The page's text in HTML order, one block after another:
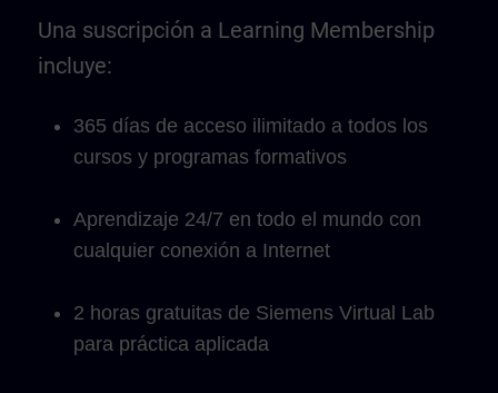
Una suscripción a Learning Membership
incluye:
365 días de acceso ilimitado a todos los
cursos y programas formativos
Aprendizaje 24/7 en todo el mundo con
cualquier conexión a Internet
2 horas gratuitas de Siemens Virtual Lab
para práctica aplicada